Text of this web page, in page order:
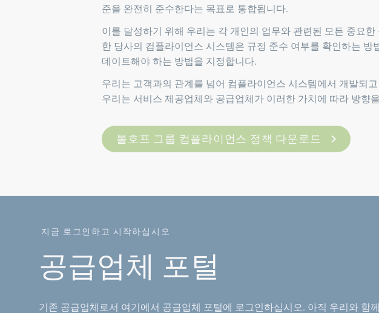
준을 완전히 준수한다는 목표로 통합됩니다.
이를 달성하기 위해 우리는 각 개인의 업무와 관련된 모든 중요
한 당사의 컴플라이언스 시스템은 규정 준수 여부를 확인하는 방
데이트해야 하는 방법을 지정합니다.
우리는 고객과의 관계를 넘어 컴플라이언스 시스템에서 개발되
우리는 서비스 제공업체와 공급업체가 이러한 가치에 따라 방향
볼호프 그룹 컴플라이언스 정책 다운로드
지금 로그인하고 시작하십시오
공급업체 포털
기존 공급업체로서 여기에서 공급업체 포털에 로그인하십시오. 아직 우리와 함